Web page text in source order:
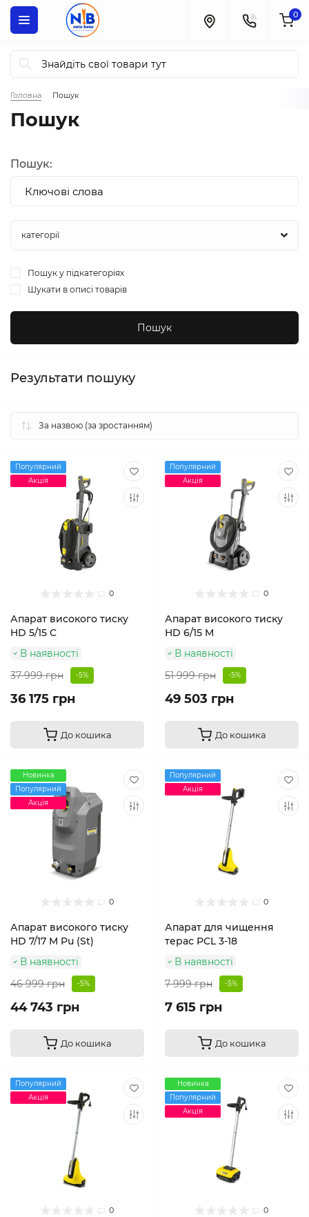
0
Головна Пошук
Пошук
Пошук:
Пошук у підкатегоріях
Шукати в описі товарів
Результати пошуку
Популярний
Акція
0
Апарат високого тиску
HD 5/15 C
В наявності
37 999 грн
-5%
36 175 грн
До кошика
Популярний
Акція
0
Апарат високого тиску
HD 6/15 M
В наявності
51 999 грн
-5%
49 503 грн
До кошика
Новинка
Популярний
Акція
0
Апарат високого тиску
HD 7/17 M Pu (St)
В наявності
46 999 грн
-5%
44 743 грн
До кошика
Популярний
Акція
0
Апарат для чищення
терас PCL 3-18
В наявності
7 999 грн
-5%
7 615 грн
До кошика
Популярний
Акція
0
Новинка
Популярний
Акція
0